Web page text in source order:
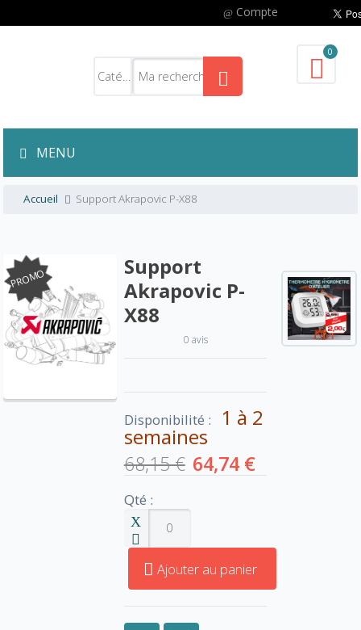
Compte
0
MENU
Accueil Support Akrapovic P-X88
PROMO
Support
Akrapovic P-
X88
0 avis
Disponibilité : 1 à 2
semaines
68,15 € 64,74 €
Qté :
Ajouter au panier